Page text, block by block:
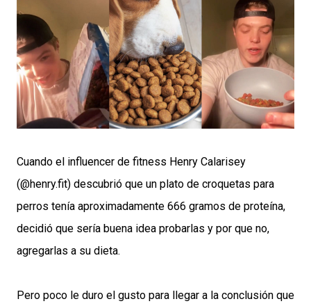
Cuando el influencer de fitness Henry Calarisey
(@henry.fit) descubrió que un plato de croquetas para
perros tenía aproximadamente 666 gramos de proteína,
decidió que sería buena idea probarlas y por que no,
agregarlas a su dieta.
Pero poco le duro el gusto para llegar a la conclusión que